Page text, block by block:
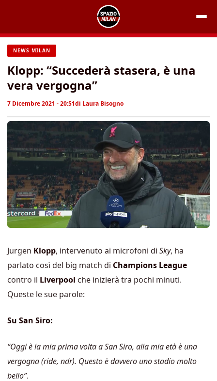
contenuto
NEWS MILAN
Klopp: “Succederà stasera, è una
vera vergogna”
7 Dicembre 2021 - 20:51di Laura Bisogno
Jurgen Klopp, intervenuto ai microfoni di Sky, ha
parlato così del big match di Champions League
contro il Liverpool che inizierà tra pochi minuti.
Queste le sue parole:
Su San Siro:
“Oggi è la mia prima volta a San Siro, alla mia età è una
vergogna (ride, ndr). Questo è davvero uno stadio molto
bello”.